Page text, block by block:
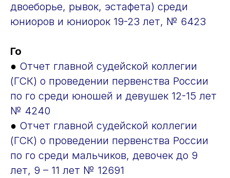
двоеборье, рывок, эстафета) среди
юниоров и юниорок 19-23 лет, № 6423
Го
● Отчет главной судейской коллегии
(ГСК) о проведении первенства России
по го среди юношей и девушек 12-15 лет
№ 4240
● Отчет главной судейской коллегии
(ГСК) о проведении первенства России
по го среди мальчиков, девочек до 9
лет, 9 – 11 лет № 12691